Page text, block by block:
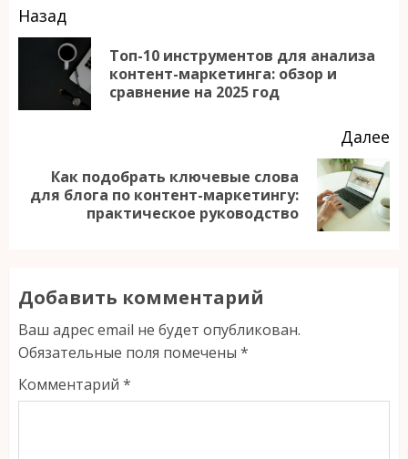
Продолжить
чтение
Назад
Топ-10 инструментов для анализа
контент-маркетинга: обзор и
сравнение на 2025 год
Далее
Следующая
Как подобрать ключевые слова
для блога по контент-маркетингу:
практическое руководство
Добавить комментарий
Ваш адрес email не будет опубликован.
Обязательные поля помечены *
Комментарий *